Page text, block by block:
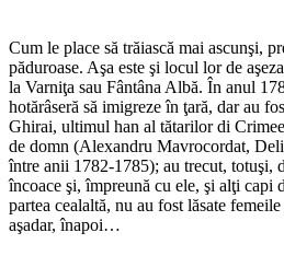
Cum le place să trăiască mai ascunşi,
păduroase. Aşa este şi locul lor de
la Varniţa sau Fântâna Albă. În anul
hotărâseră să imigreze în ţară, dar au
Ghirai, ultimul han al tătarilor di
de domn (Alexandru Mavrocordat,
între anii 1782-1785); au trecut, totuşi,
încoace şi, împreună cu ele, şi alţi capi
partea cealaltă, nu au fost lăsate
aşadar, înapoi…